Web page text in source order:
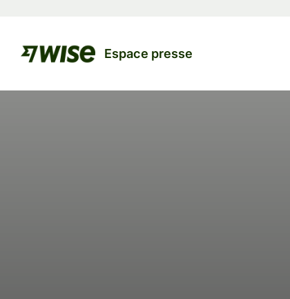
Espace presse